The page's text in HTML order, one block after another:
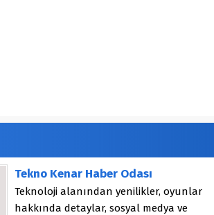
Tekno Kenar Haber Odası
Teknoloji alanından yenilikler, oyunlar
hakkında detaylar, sosyal medya ve